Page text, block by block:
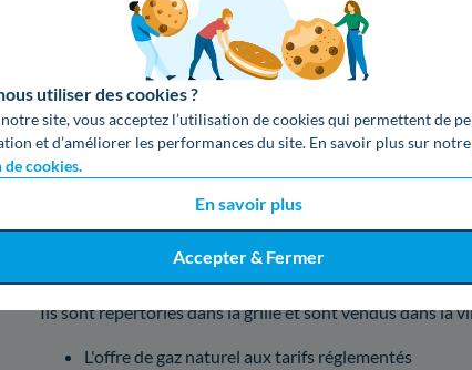
utiliser des cookies ?
site, vous acceptez l’utilisation de cookies qui permettent de
et d’améliorer les performances du site. En savoir plus sur notre
cookies.
En savoir plus
Accepter & Fermer
2. Comparatif des différentes offres
En tant que fournisseur important, Engie dispose de
Les montants du gaz ENGIE et ses offres
Ils sont répertoriés dans la grille et sont vendus dans la
L'offre de gaz naturel aux tarifs réglementés